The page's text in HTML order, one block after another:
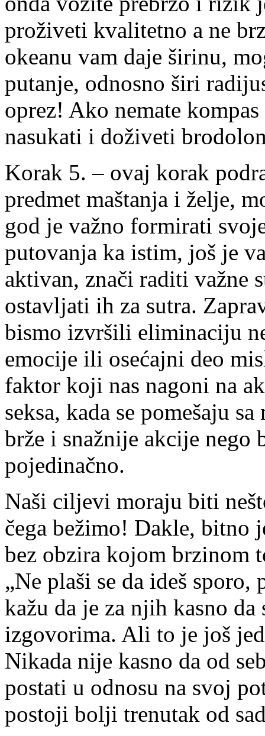
proživeti kvalitetno a ne
okeanu vam daje širinu,
putanje, odnosno širi
oprez! Ako nemate
nasukati i doživeti
Korak 5. – ovaj korak
predmet maštanja i želje,
god je važno formirati
putovanja ka istim, još je
aktivan, znači raditi važne
ostavljati ih za sutra.
bismo izvršili eliminaciju
emocije ili osećajni deo
faktor koji nas nagoni na
seksa, kada se pomešaju
brže i snažnije akcije nego
pojedinačno.
Naši ciljevi moraju biti
čega bežimo! Dakle, bitno
bez obzira kojom brzinom
„Ne plaši se da ideš
kažu da je za njih kasno
izgovorima. Ali to je još
Nikada nije kasno da od
postati u odnosu na svoj
postoji bolji trenutak od